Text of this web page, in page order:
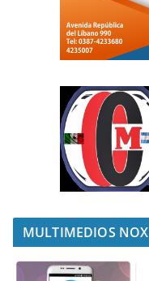
MULTIMEDIOS NOX